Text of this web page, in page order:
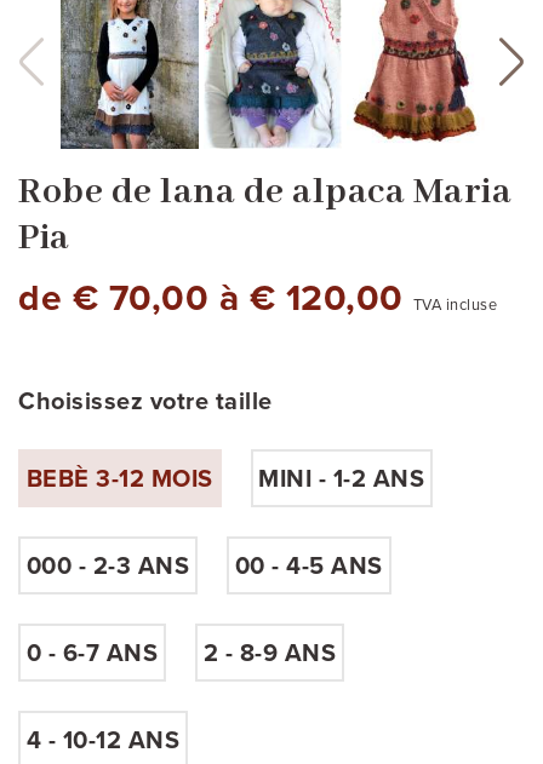
Robe de lana de alpaca Maria
Pia
de € 70,00 à € 120,00 TVA incluse
Choisissez votre taille
BEBÈ 3-12 MOIS MINI - 1-2 ANS
000 - 2-3 ANS 00 - 4-5 ANS
0 - 6-7 ANS 2 - 8-9 ANS
4 - 10-12 ANS
blanc
beige sable
bleu pétrole
bleu papier de sucre
bleu de Prusse
rouge
rose pastel